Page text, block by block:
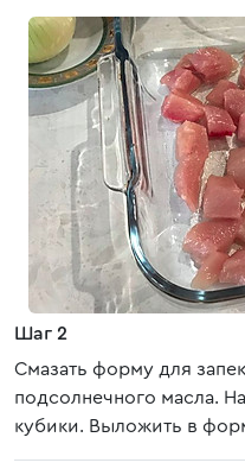
Шаг 2
Смазать форму для
подсолнечного масла.
кубики. Выложить в